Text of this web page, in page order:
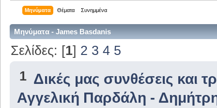
Μηνύματα Θέματα Συνημμένα
Μηνύματα - James Basdanis
Σελίδες: [1] 2 3 4 5
1 Δικές μας συνθέσεις και
Αγγελική Παρδάλη -